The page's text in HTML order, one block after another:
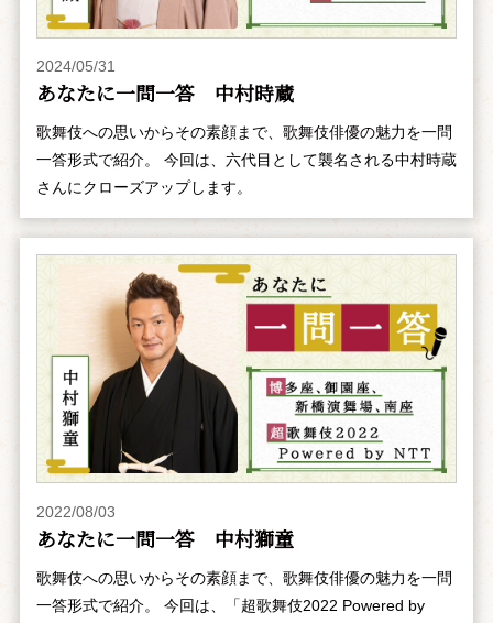
2024/05/31
あなたに一問一答 中村時蔵
歌舞伎への思いからその素顔まで、歌舞伎俳優の魅力を一問
一答形式で紹介。 今回は、六代目として襲名される中村時蔵
さんにクローズアップします。
2022/08/03
あなたに一問一答 中村獅童
歌舞伎への思いからその素顔まで、歌舞伎俳優の魅力を一問
一答形式で紹介。 今回は、「超歌舞伎2022 Powered by